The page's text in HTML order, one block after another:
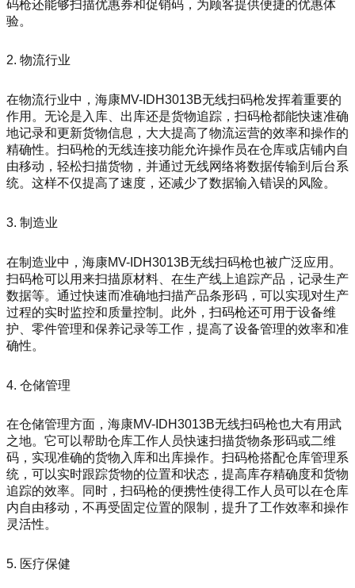
码枪还能够扫描优惠券和促销码，为顾客提供便捷的优惠体
验。
2. 物流行业
在物流行业中，海康MV-IDH3013B无线扫码枪发挥着重要的
作用。无论是入库、出库还是货物追踪，扫码枪都能快速准确
地记录和更新货物信息，大大提高了物流运营的效率和操作的
精确性。扫码枪的无线连接功能允许操作员在仓库或店铺内自
由移动，轻松扫描货物，并通过无线网络将数据传输到后台系
统。这样不仅提高了速度，还减少了数据输入错误的风险。
3. 制造业
在制造业中，海康MV-IDH3013B无线扫码枪也被广泛应用。
扫码枪可以用来扫描原材料、在生产线上追踪产品，记录生产
数据等。通过快速而准确地扫描产品条形码，可以实现对生产
过程的实时监控和质量控制。此外，扫码枪还可用于设备维
护、零件管理和保养记录等工作，提高了设备管理的效率和准
确性。
4. 仓储管理
在仓储管理方面，海康MV-IDH3013B无线扫码枪也大有用武
之地。它可以帮助仓库工作人员快速扫描货物条形码或二维
码，实现准确的货物入库和出库操作。扫码枪搭配仓库管理系
统，可以实时跟踪货物的位置和状态，提高库存精确度和货物
追踪的效率。同时，扫码枪的便携性使得工作人员可以在仓库
内自由移动，不再受固定位置的限制，提升了工作效率和操作
灵活性。
5. 医疗保健